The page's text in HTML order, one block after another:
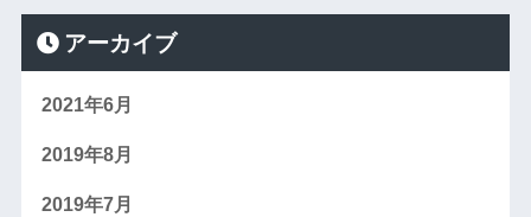
アーカイブ
2021年6月
2019年8月
2019年7月